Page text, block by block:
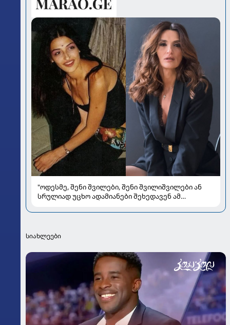
"ოდესმე, შენი შვილები, შენი შვილიშვილები ან
სრულიად უცხო ადამიანები შეხედავენ ამ
ყიფშიძეზე
სიახლეები